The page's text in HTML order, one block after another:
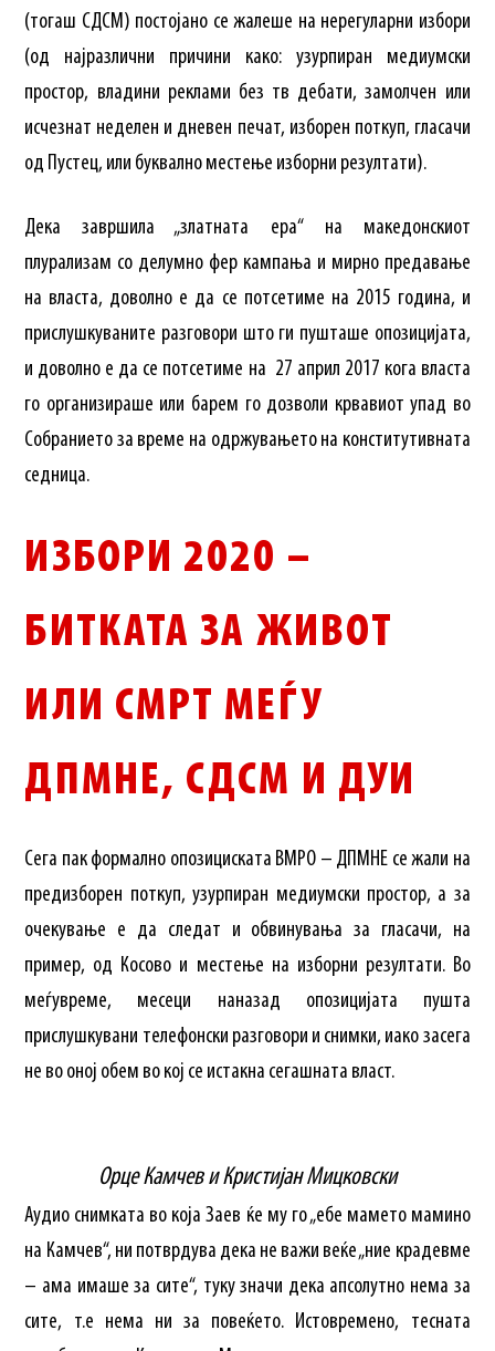
(тогаш СДСМ) постојано се жалеше на нерегуларни избори
(од најразлични причини како: узурпиран медиумски
простор, владини реклами без тв дебати, замолчен или
исчезнат неделен и дневен печат, изборен поткуп, гласачи
од Пустец, или буквално местење изборни резултати).
Дека завршила „златната ера“ на македонскиот
плурализам со делумно фер кампања и мирно предавање
на власта, доволно е да се потсетиме на 2015 година, и
прислушкуваните разговори што ги пушташе опозицијата,
и доволно е да се потсетиме на 27 април 2017 кога власта
го организираше или барем го дозволи крвавиот упад во
Собранието за време на одржувањето на конститутивната
седница.
ИЗБОРИ 2020 –
БИТКАТА ЗА ЖИВОТ
ИЛИ СМРТ МЕЃУ
ДПМНЕ, СДСМ И ДУИ
Сега пак формално опозициската ВМРО – ДПМНЕ се жали на
предизборен поткуп, узурпиран медиумски простор, а за
очекување е да следат и обвинувања за гласачи, на
пример, од Косово и местење на изборни резултати. Во
меѓувреме, месеци наназад опозицијата пушта
прислушкувани телефонски разговори и снимки, иако засега
не во оној обем во кој се истакна сегашната власт.
Орце Камчев и Кристијан Мицковски
Аудио снимката во која Заев ќе му го „ебе мамето мамино
на Камчев“, ни потврдува дека не важи веќе „ние крадевме
– ама имаше за сите“, туку значи дека апсолутно нема за
сите, т.е нема ни за повеќето. Истовремено, тесната